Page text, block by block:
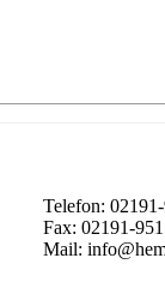
Telefon:
Fax: 02191-
Mail: